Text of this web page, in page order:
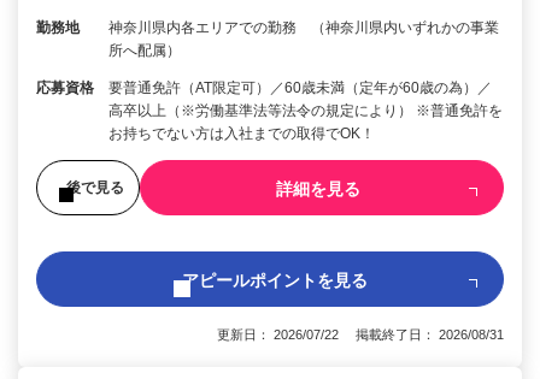
勤務地
神奈川県内各エリアでの勤務 （神奈川県内いずれかの事業
所へ配属）
応募資格
要普通免許（AT限定可）／60歳未満（定年が60歳の為）／
高卒以上（※労働基準法等法令の規定により） ※普通免許を
お持ちでない方は入社までの取得でOK！
後で見る 詳細を見る
アピールポイントを見る
更新日： 2026/07/22 掲載終了日： 2026/08/31